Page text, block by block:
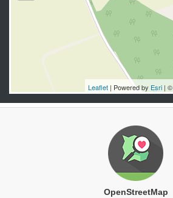
Leaflet | Powered by Esri | ©
OpenStreetMap